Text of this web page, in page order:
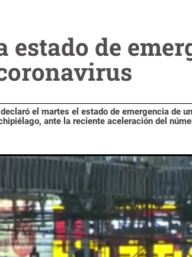
estado de
el martes el estado de emergencia de
ante la reciente aceleración del